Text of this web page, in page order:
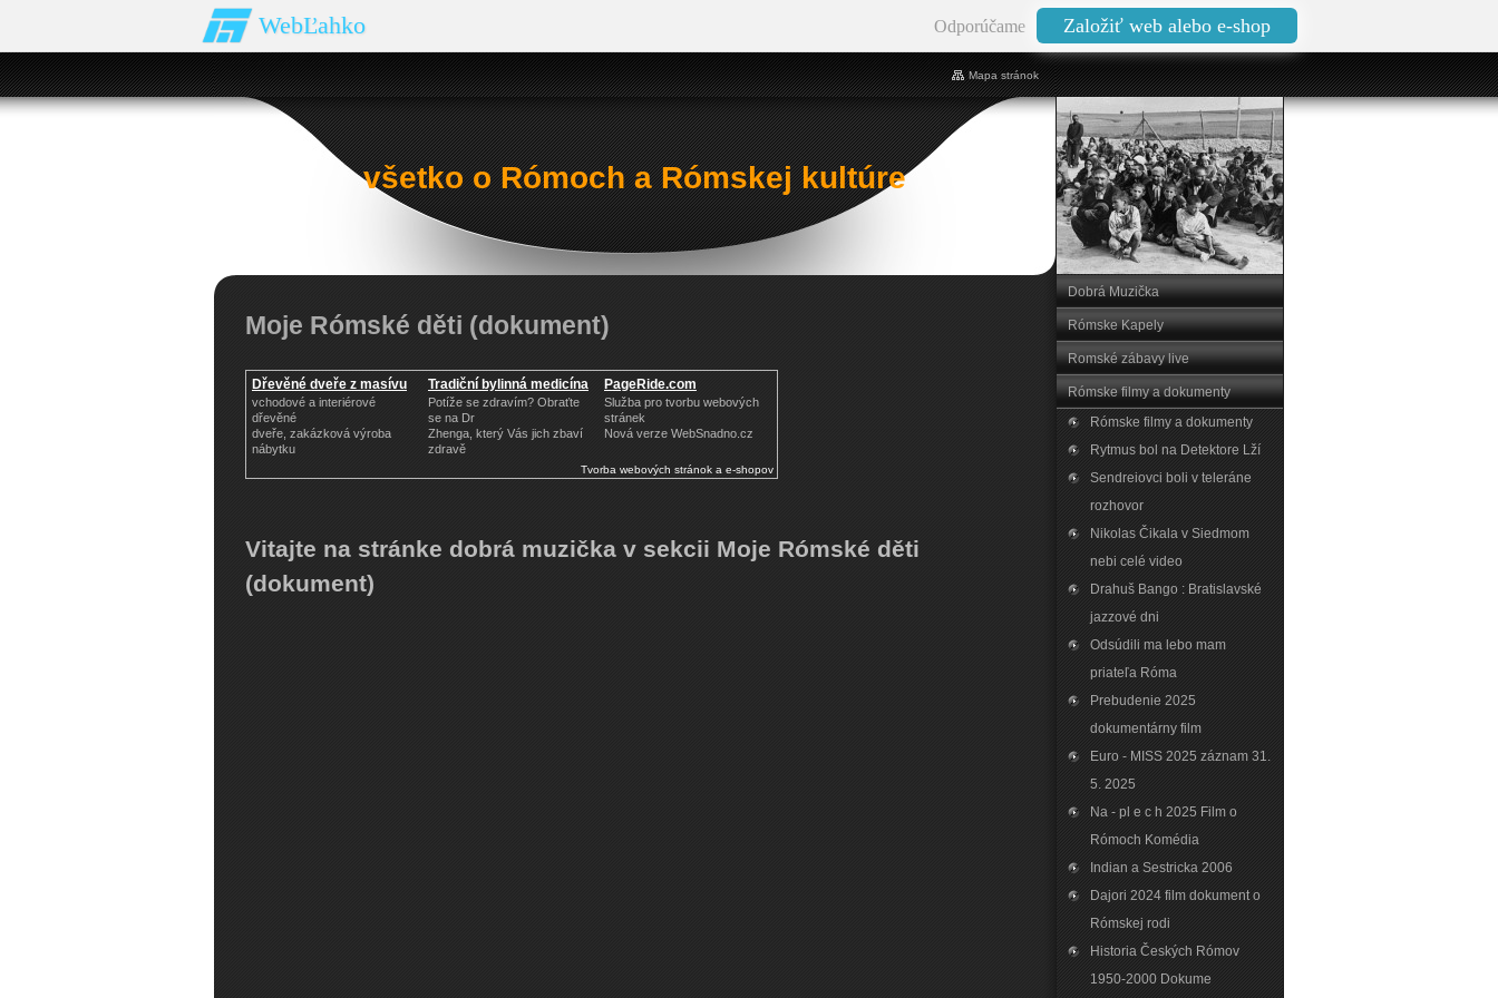
WebĽahko Odporúčame Založiť web alebo e-shop
všetko o Rómoch a Rómskej kultúre
Mapa stránok
Moje Rómské děti (dokument)
Dřevěné dveře z masívu
vchodové a interiérové
dřevěné
dveře, zakázková výroba
nábytku
Tradiční bylinná medicína
Potíže se zdravím? Obraťte
se na Dr
Zhenga, který Vás jich zbaví
zdravě
PageRide.com
Služba pro tvorbu webových
stránek
Nová verze WebSnadno.cz
Tvorba webových stránok a e-shopov
Vitajte na stránke dobrá muzička v sekcii Moje Rómské děti
(dokument)
Dobrá Muzička
Rómske Kapely
Romské zábavy live
Rómske filmy a dokumenty
Rómske filmy a dokumenty
Rytmus bol na Detektore Lží
Sendreiovci boli v teleráne
rozhovor
Nikolas Čikala v Siedmom
nebi celé video
Drahuš Bango : Bratislavské
jazzové dni
Odsúdili ma lebo mam
priateľa Róma
Prebudenie 2025
dokumentárny film
Euro - MISS 2025 záznam 31.
5. 2025
Na - pl e c h 2025 Film o
Rómoch Komédia
Indian a Sestricka 2006
Dajori 2024 film dokument o
Rómskej rodi
Historia Českých Rómov
1950-2000 Dokume